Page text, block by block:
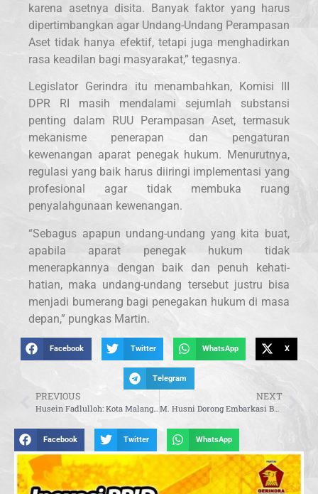
karena asetnya disita. Banyak faktor yang harus
dipertimbangkan agar Undang-Undang Perampasan
Aset tidak hanya efektif, tetapi juga menghadirkan
rasa keadilan bagi masyarakat,” tegasnya.
Legislator Gerindra itu menambahkan, Komisi III
DPR RI masih mendalami sejumlah substansi
penting dalam RUU Perampasan Aset, termasuk
mekanisme penerapan dan pengaturan
kewenangan aparat penegak hukum. Menurutnya,
regulasi yang baik harus diiringi implementasi yang
profesional agar tidak membuka ruang
penyalahgunaan kewenangan.
“Sebagus apapun undang-undang yang kita buat,
apabila aparat penegak hukum tidak
menerapkannya dengan baik dan penuh kehati-
hatian, maka undang-undang tersebut justru bisa
menjadi bumerang bagi penegakan hukum di masa
depan,” pungkas Martin.
Facebook Twitter WhatsApp X
Telegram
PREVIOUS
Husein Fadlulloh: Kota Malang Tunjukkan Kekuatan Diplomasi Berbasis Pendidikan
NEXT
M. Husni Dorong Embarkasi Berbasis Hotel Jadi Model Baru Penyelenggaraan Haji
Facebook Twitter WhatsApp